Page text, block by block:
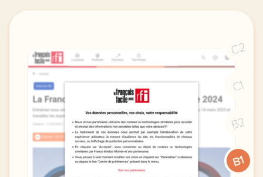
C2
C1
B2
B1